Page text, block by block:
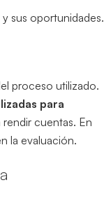
sus oportunidades.
proceso utilizado.
para
cuentas. En
la evaluación.